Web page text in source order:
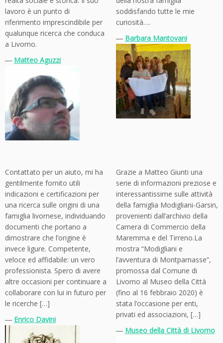
lavoro è un punto di
riferimento imprescindibile per
qualunque ricerca che conduca
a Livorno.
― Matteo Aguzzi
soddisfando tutte le mie
curiosità….
― Barbara Mantovani
Contattato per un aiuto, mi ha
gentilmente fornito utili
indicazioni e certificazioni per
una ricerca sulle origini di una
famiglia livornese, individuando
documenti che portano a
dimostrare che l’origine è
invece ligure. Competente,
veloce ed affidabile: un vero
professionista. Spero di avere
altre occasioni per continuare a
collaborare con lui in futuro per
le ricerche […]
― Enrico Davini
Grazie a Matteo Giunti una
serie di informazioni preziose e
interessantissime sulle attività
della famiglia Modigliani-Garsin,
provenienti dall’archivio della
Camera di Commercio della
Maremma e del Tirreno.La
mostra “Modigliani e
l’avventura di Montparnasse”,
promossa dal Comune di
Livorno al Museo della Città
(fino al 16 febbraio 2020) è
stata l’occasione per enti,
privati ed associazioni, […]
― Museo della Città di Livorno